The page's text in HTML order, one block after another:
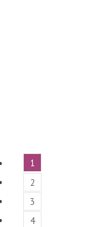
1
2
3
4